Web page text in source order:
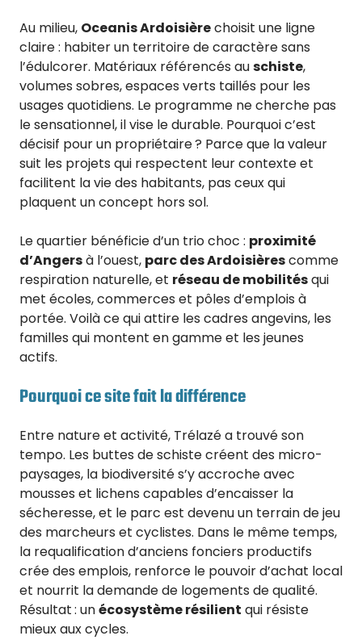
Au milieu, Oceanis Ardoisièrechoisit une ligne
claire : habiter un territoire de caractère sans
l’édulcorer. Matériaux référencés auschiste,
volumes sobres, espaces verts taillés pour les
usages quotidiens. Le programme ne cherche pas
le sensationnel, il vise le durable. Pourquoi c’est
décisif pour un propriétaire ? Parce que la valeur
suit les projets qui respectent leur contexte et
facilitent la vie des habitants, pas ceux qui
plaquent un concept hors sol.
Le quartier bénéficie d’un trio choc : proximité
d’Angersà l’ouest, parc des Ardoisièrescomme
respiration naturelle, et réseau de mobilitésqui
met écoles, commerces et pôles d’emplois à
portée. Voilà ce qui attire les cadres angevins, les
familles qui montent en gamme et les jeunes
actifs.
Pourquoi ce site fait la différence
Entre nature et activité, Trélazé a trouvé son
tempo. Les buttes de schiste créent des micro-
paysages, la biodiversité s’y accroche avec
mousses et lichens capables d’encaisser la
sécheresse, et le parc est devenu un terrain de jeu
des marcheurs et cyclistes. Dans le même temps,
la requalification d’anciens fonciers productifs
crée des emplois, renforce le pouvoir d’achat local
et nourrit la demande de logements de qualité.
Résultat : unécosystème résilient qui résiste
mieux aux cycles.